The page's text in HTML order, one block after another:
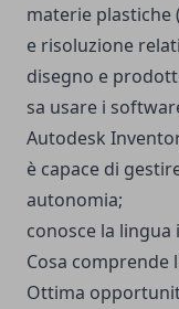
materie plastiche
e risoluzione
disegno e
sa usare i
Autodesk
è capace di
autonomia;
conosce la lingua
Cosa comprende
Ottima